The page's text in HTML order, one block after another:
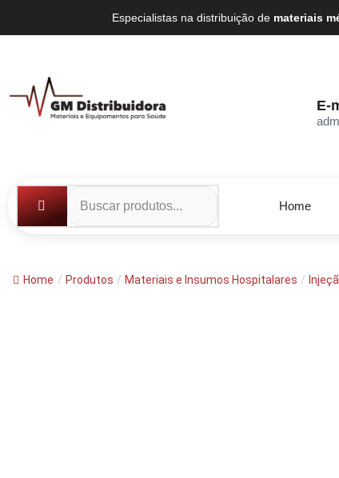
Especialistas na distribuição de materiais
E-
Home
Home / Produtos / Materiais e Insumos Hospitalares /